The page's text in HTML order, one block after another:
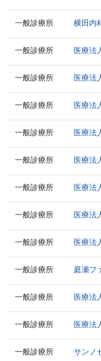
一般診療所 横田内
一般診療所 医療法
一般診療所 医療法
一般診療所 医療法
一般診療所 医療法
一般診療所 医療法
一般診療所 医療法
一般診療所 医療法
一般診療所 医療法
一般診療所 庭瀬フ
一般診療所 医療
一般診療所 医療法
一般診療所 サンノ